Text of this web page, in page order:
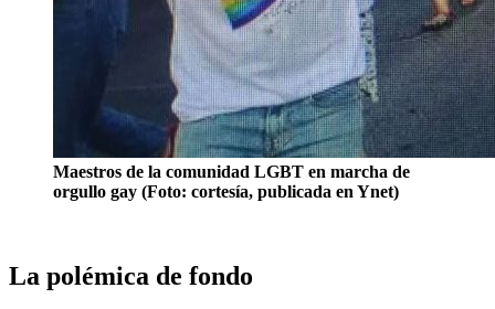
Maestros de la comunidad LGBT en marcha de
orgullo gay (Foto: cortesía, publicada en Ynet)
La polémica de fondo